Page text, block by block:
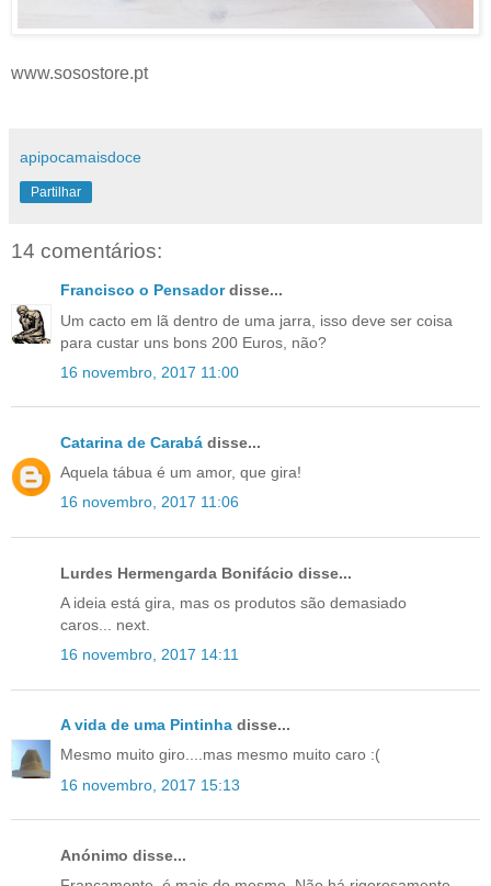
www.sosostore.pt
apipocamaisdoce
Partilhar
14 comentários:
Francisco o Pensadordisse...
Um cacto em lã dentro de uma jarra, isso deve ser coisa
para custar uns bons 200 Euros, não?
16 novembro, 2017 11:00
Catarina de Carabá disse...
Aquela tábua é um amor, que gira!
16 novembro, 2017 11:06
Lurdes Hermengarda Bonifácio disse...
A ideia está gira, mas os produtos são demasiado
caros... next.
16 novembro, 2017 14:11
A vida de uma Pintinha disse...
Mesmo muito giro....mas mesmo muito caro :(
16 novembro, 2017 15:13
Anónimo disse...